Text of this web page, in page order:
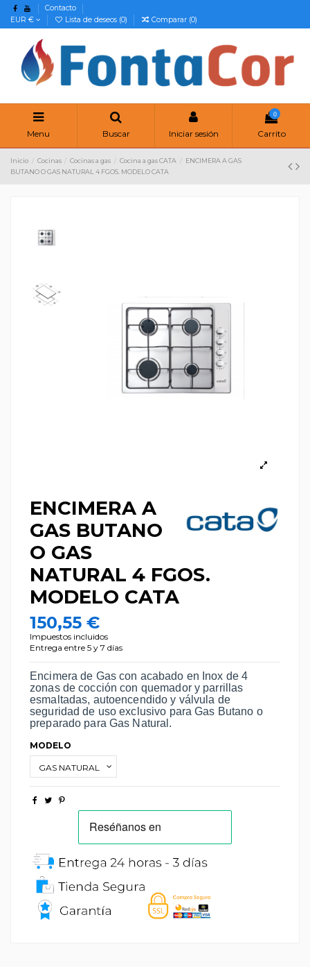
Contacto
EUR €
Lista de deseos (0) Comparar (0)
Menu Buscar Iniciar sesión
0
Carrito
Inicio Cocinas Cocinas a gas Cocina a gas CATA
ENCIMERA A GAS
BUTANO O GAS NATURAL 4 FGOS. MODELO CATA
ENCIMERA A
GAS BUTANO
O GAS
NATURAL 4 FGOS.
MODELO CATA
150,55 €
Impuestos incluidos
Entrega entre 5 y 7 días
Encimera de Gas con acabado en Inox de 4
zonas de cocción con quemador y parrillas
esmaltadas, autoencendido y válvula de
seguridad de uso exclusivo para Gas Butano o
preparado para Gas Natural.
MODELO